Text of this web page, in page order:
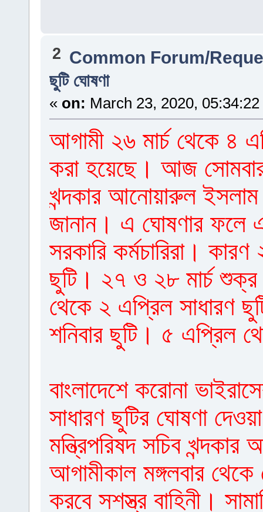
2 Common Forum/
ছুটি ঘোষণা
« on: March 23, 2020,
আগামী ২৬ মার্চ থেকে ৪
করা হয়েছে। আজ সোমবার
খন্দকার আনোয়ারুল
জানান। এ ঘোষণার ফলে
সরকারি কর্মচারিরা। কারণ
ছুটি। ২৭ ও ২৮ মার্চ শুক্র
থেকে ২ এপ্রিল
শনিবার ছুটি। ৫ এপ্রিল
বাংলাদেশে করোনা
সাধারণ ছুটির ঘোষণা
মন্ত্রিপরিষদ সচিব
আগামীকাল মঙ্গলবার
করবে সশস্ত্র বাহিনী।